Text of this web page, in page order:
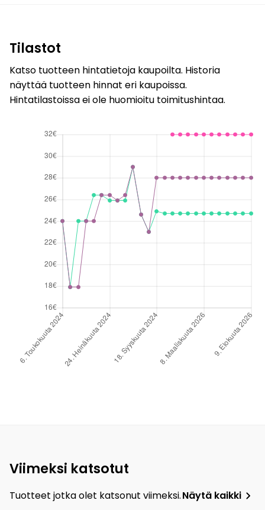
Tilastot
Katso tuotteen hintatietoja kaupoilta. Historia
näyttää tuotteen hinnat eri kaupoissa.
Hintatilastoissa ei ole huomioitu toimitushintaa.
Viimeksi katsotut
Tuotteet jotka olet katsonut viimeksi.Näytä kaikki